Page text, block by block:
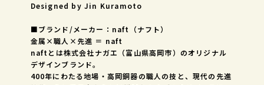
Designed by Jin Kuramoto
■ブランド/メーカー：naft（ナフト）
金属×職人×先進 ＝ naft
naftとは株式会社ナガエ（富山県高岡市）のオリジナル
デザインブランド。
400年にわたる地場・高岡銅器の職人の技と、現代の先進